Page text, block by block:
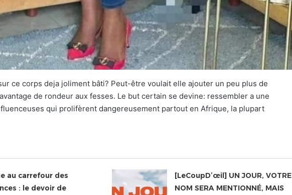
ce corps deja joliment bâti? Peut-être voulait elle ajouter un peu plus de
de rondeur aux fesses. Le but certain se devine: ressembler a une
qui prolifèrent dangereusement partout en Afrique, la plupart
au carrefour des
: le devoir de
[LeCoupD’œil] UN JOUR, VOTRE
NOM SERA MENTIONNÉ, MAIS